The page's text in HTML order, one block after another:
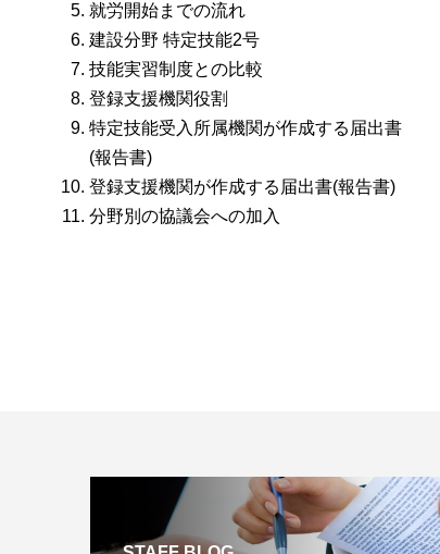
就労開始までの流れ
建設分野 特定技能2号
技能実習制度との比較
登録支援機関役割
特定技能受入所属機関が作成する届出書
(報告書)
登録支援機関が作成する届出書(報告書)
分野別の協議会への加入